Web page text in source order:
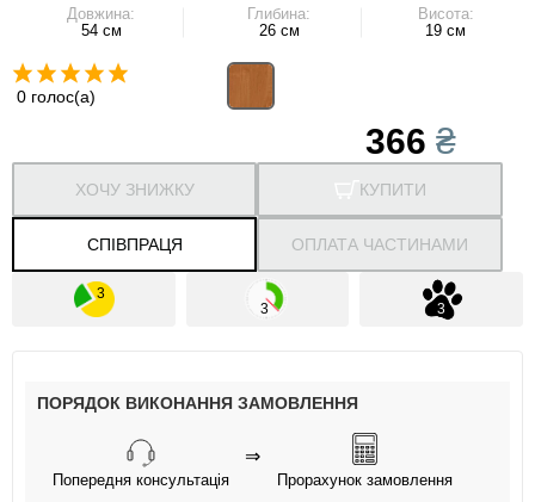
Довжина:
54 см
Глибина:
26 см
Висота:
19 см
0 голос(а)
366 ₴
КУПИТИ
СПІВПРАЦЯ
ХОЧУ ЗНИЖКУ
ОПЛАТА ЧАСТИНАМИ
ПОРЯДОК ВИКОНАННЯ ЗАМОВЛЕННЯ
Попередня консультація
⇒
Прорахунок замовлення